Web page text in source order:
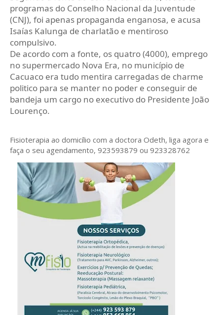
programas do Conselho Nacional da Juventude
(CNJ), foi apenas propaganda enganosa, e acusa
Isaías Kalunga de charlatão e mentiroso
compulsivo.
De acordo com a fonte, os quatro (4000), emprego
no supermercado Nova Era, no município de
Cacuaco era tudo mentira carregadas de charme
politico para se manter no poder e conseguir de
bandeja um cargo no executivo do Presidente João
Lourenço.
Fisioterapia ao domicílio com a doctora Odeth, liga agora e
faça o seu agendamento, 923593879 ou 923328762